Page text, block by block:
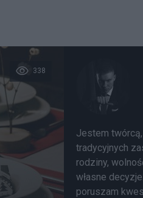
338
Jestem
tradycyjnych
rodziny,
własne
poruszam